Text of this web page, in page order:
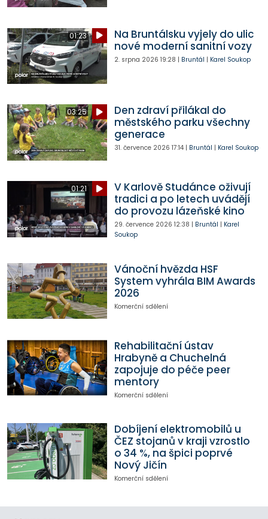
01:23
Na Bruntálsku vyjely do ulic
nové moderní sanitní vozy
2. srpna 2026 19:28 | Bruntál | Karel Soukop
03:25
Den zdraví přilákal do
městského parku všechny
generace
31. července 2026 17:14| Bruntál | Karel Soukop
01:21
V Karlově Studánce oživují
tradici a po letech uvádějí
do provozu lázeňské kino
29. července 2026 12:38 | Bruntál | Karel
Soukop
Vánoční hvězda HSF
System vyhrála BIM Awards
2026
Komerční sdělení
Rehabilitační ústav
Hrabyně a Chuchelná
zapojuje do péče peer
mentory
Komerční sdělení
Dobíjení elektromobilů u
ČEZ stojanů v kraji vzrostlo
o 34 %, na špici poprvé
Nový Jičín
Komerční sdělení